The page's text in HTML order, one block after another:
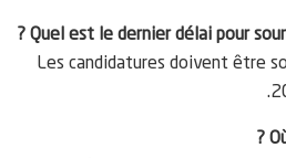
Les candidatures doivent être